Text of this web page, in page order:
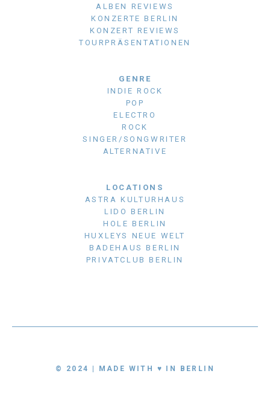
ALBEN REVIEWS
KONZERTE BERLIN
KONZERT REVIEWS
TOURPRÄSENTATIONEN
GENRE
INDIE ROCK
POP
ELECTRO
ROCK
SINGER/SONGWRITER
ALTERNATIVE
LOCATIONS
ASTRA KULTURHAUS
LIDO BERLIN
HOLE BERLIN
HUXLEYS NEUE WELT
BADEHAUS BERLIN
PRIVATCLUB BERLIN
© 2024 | MADE WITH ♥ IN BERLIN